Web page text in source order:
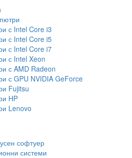
с Intel Core i3
с Intel Core i5
с Intel Core i7
с Intel Xeon
с AMD Radeon
с GPU NVIDIA GeForce
Fujitsu
HP
Lenovo
софтуер
системи